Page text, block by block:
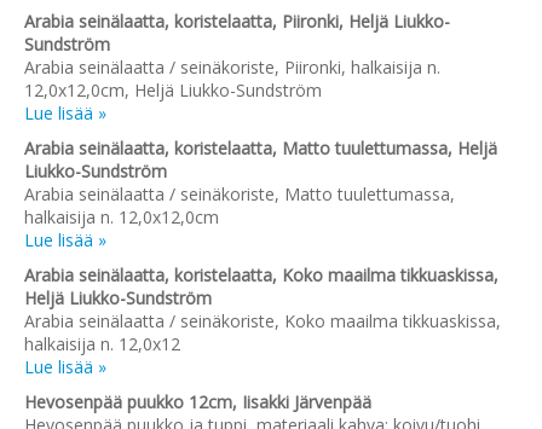
Arabia seinälaatta, koristelaatta, Piironki, Heljä Liukko-
Sundström
Arabia seinälaatta / seinäkoriste, Piironki, halkaisija n.
12,0x12,0cm, Heljä Liukko-Sundström
Lue lisää »
Arabia seinälaatta, koristelaatta, Matto tuulettumassa, Heljä
Liukko-Sundström
Arabia seinälaatta / seinäkoriste, Matto tuulettumassa,
halkaisija n. 12,0x12,0cm
Lue lisää »
Arabia seinälaatta, koristelaatta, Koko maailma tikkuaskissa,
Heljä Liukko-Sundström
Arabia seinälaatta / seinäkoriste, Koko maailma tikkuaskissa,
halkaisija n. 12,0x12
Lue lisää »
Hevosenpää puukko 12cm, Iisakki Järvenpää